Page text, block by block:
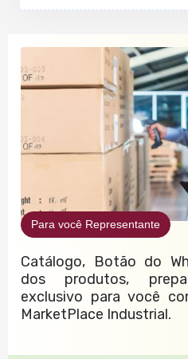
Para você Representante
Catálogo, Botão do
dos produtos,
exclusivo para você
MarketPlace Industrial.